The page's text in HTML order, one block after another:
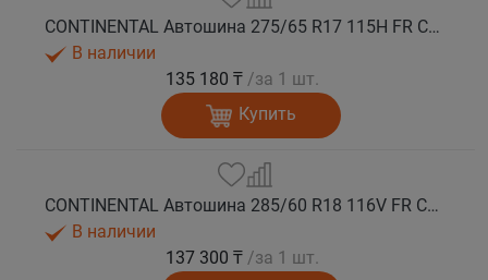
CONTINENTAL Автошина 275/65 R17 115H FR ContiCrossContact LX 2 лето
В наличии
135 180 ₸ /за 1 шт.
Купить
CONTINENTAL Автошина 285/60 R18 116V FR ContiCrossContact LX 2 лето
В наличии
137 300 ₸ /за 1 шт.